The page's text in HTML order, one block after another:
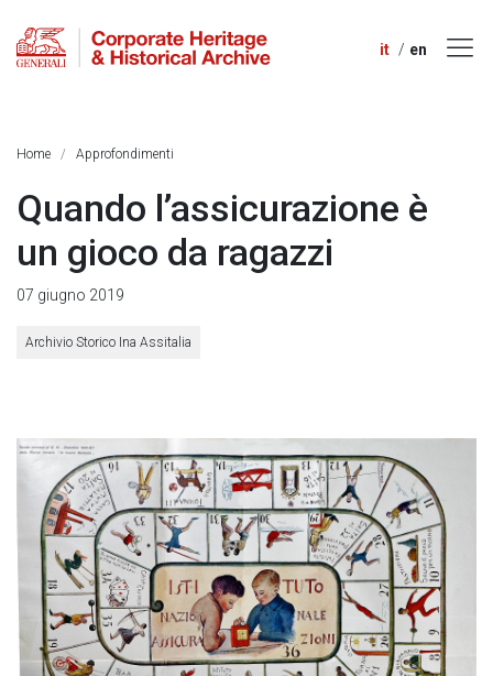
it en
Home Approfondimenti
Quando l’assicurazione è
un gioco da ragazzi
07 giugno 2019
Archivio Storico Ina Assitalia